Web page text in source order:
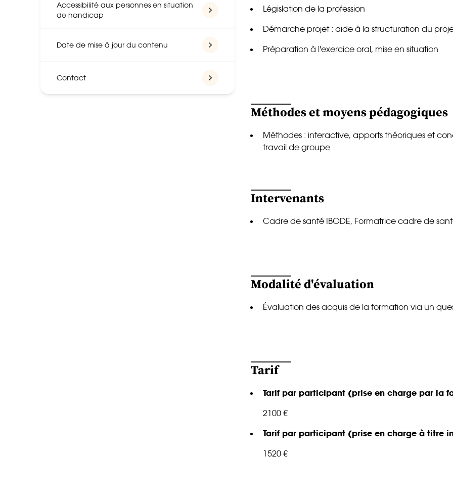
Accessibilité aux personnes en situation
de handicap
Date de mise à jour du contenu
Contact
Législation de la profession
Démarche projet : aide à la structuration du
Préparation à l'exercice oral, mise en situation
Méthodes et moyens pédagogiques
Méthodes : interactive, apports théoriques et
travail de groupe
Intervenants
Cadre de santé IBODE, Formatrice cadre de
Modalité d'évaluation
Évaluation des acquis de la formation via un
Tarif
Tarif par participant (prise en charge par la
2100 €
Tarif par participant (prise en charge à titre
1520 €